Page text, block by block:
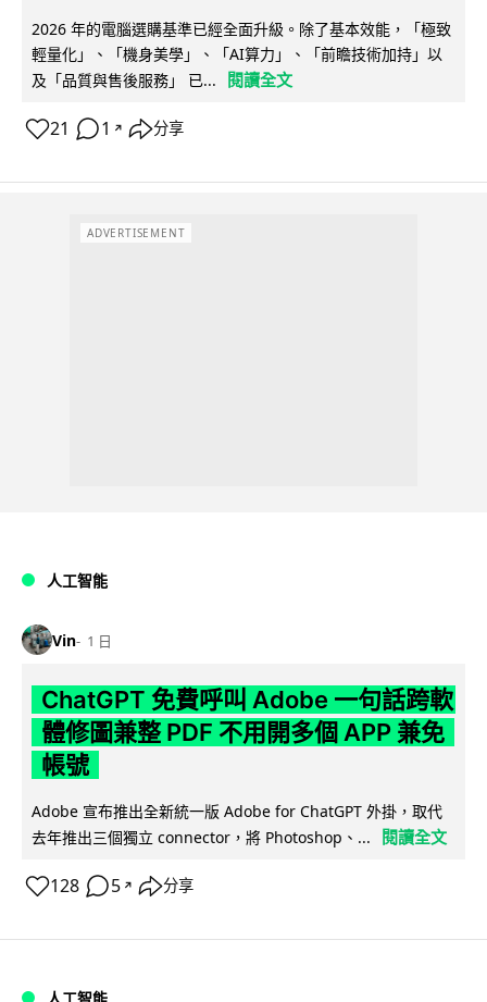
2026 年的電腦選購基準已經全面升級。除了基本效能，「極致
輕量化」、「機身美學」、「AI算力」、「前瞻技術加持」以
及「品質與售後服務」 已...
閱讀全文
21 1 ↗ 分享
ADVERTISEMENT
人工智能
Vin 1 日
ChatGPT 免費呼叫 Adobe 一句話跨軟
體修圖兼整 PDF 不用開多個 APP 兼免
帳號
Adobe 宣布推出全新統一版 Adobe for ChatGPT 外掛，取代
去年推出三個獨立 connector，將 Photoshop、...
閱讀全文
128 5 ↗ 分享